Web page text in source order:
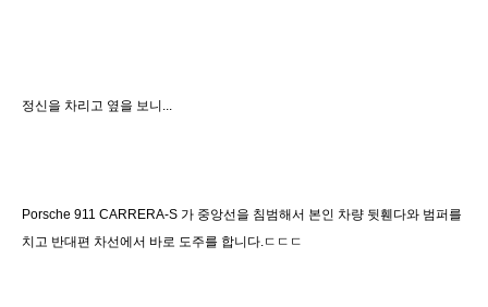
정신을 차리고 옆을 보니...
Porsche 911 CARRERA-S 가 중앙선을 침범해서 본인 차량 뒷휀다와 범퍼를
치고 반대편 차선에서 바로 도주를 합니다.ㄷㄷㄷ